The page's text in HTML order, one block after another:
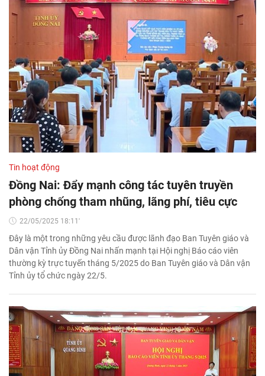
Tin hoạt động
Đồng Nai: Đẩy mạnh công tác tuyên truyền
phòng chống tham nhũng, lãng phí, tiêu cực
22/05/2025 18:11'
Đây là một trong những yêu cầu được lãnh đạo Ban Tuyên giáo và
Dân vận Tỉnh ủy Đồng Nai nhấn mạnh tại Hội nghị Báo cáo viên
thường kỳ trực tuyến tháng 5/2025 do Ban Tuyên giáo và Dân vận
Tỉnh ủy tổ chức ngày 22/5.